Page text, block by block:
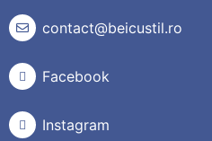
contact@beicustil.ro
Facebook
Instagram